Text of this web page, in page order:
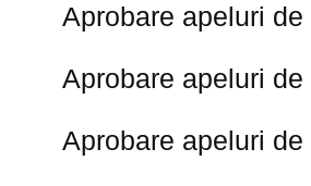
Aprobare apeluri
Aprobare apeluri
Aprobare apeluri